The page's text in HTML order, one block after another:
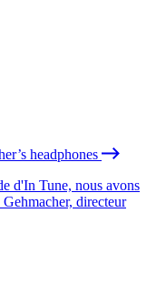
headphones
d'In Tune, nous avons
directeur